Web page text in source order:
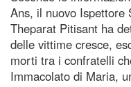
Ans, il nuovo Ispettore
Theparat Pitisant ha
delle vittime cresce,
morti tra i confratelli
Immacolato di Maria,